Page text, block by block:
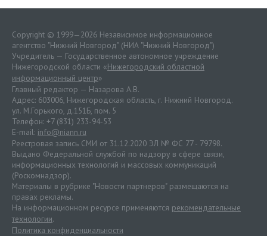
Copyright © 1999—2026 Независимое информационное
агентство "Нижний Новгород" (НИА "Нижний Новгород")
Учредитель — Государственное автономное учреждение
Нижегородской области «Нижегородский областной
информационный центр»
Главный редактор — Назарова А.В.
Адрес: 603006, Нижегородская область, г. Нижний Новгород.
ул. М.Горького, д.151Б, пом. 5
Телефон: +7 (831) 233-94-53
E-mail: info@niann.ru
Реестровая запись СМИ от 31.12.2020 ЭЛ № ФС 77 - 79798.
Выдано Федеральной службой по надзору в сфере связи,
информационных технологий и массовых коммуникаций
(Роскомнадзор).
Материалы в рубрике "Новости партнеров" размещаются на
правах рекламы.
На информационном ресурсе применяются рекомендательные
технологии.
Политика конфиденциальности